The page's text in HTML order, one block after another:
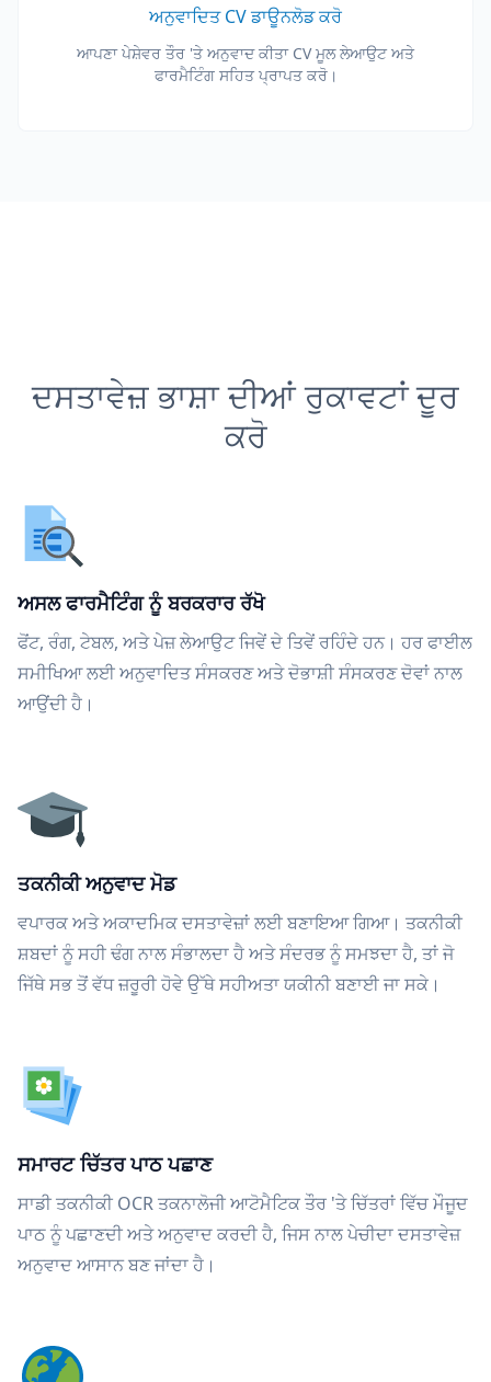
ਅਨੁਵਾਦਿਤ CV ਡਾਊਨਲੋਡ ਕਰੋ
ਆਪਣਾ ਪੇਸ਼ੇਵਰ ਤੌਰ 'ਤੇ ਅਨੁਵਾਦ ਕੀਤਾ CV ਮੂਲ ਲੇਆਉਟ ਅਤੇ
ਫਾਰਮੈਟਿੰਗ ਸਹਿਤ ਪ੍ਰਾਪਤ ਕਰੋ।
ਦਸਤਾਵੇਜ਼ ਭਾਸ਼ਾ ਦੀਆਂ ਰੁਕਾਵਟਾਂ ਦੂਰ
ਕਰੋ
ਅਸਲ ਫਾਰਮੈਟਿੰਗ ਨੂੰ ਬਰਕਰਾਰ ਰੱਖੋ
ਫੋਂਟ, ਰੰਗ, ਟੇਬਲ, ਅਤੇ ਪੇਜ਼ ਲੇਆਉਟ ਜਿਵੇਂ ਦੇ ਤਿਵੇਂ ਰਹਿੰਦੇ ਹਨ। ਹਰ ਫਾਈਲ
ਸਮੀਖਿਆ ਲਈ ਅਨੁਵਾਦਿਤ ਸੰਸਕਰਣ ਅਤੇ ਦੋਭਾਸ਼ੀ ਸੰਸਕਰਣ ਦੋਵਾਂ ਨਾਲ
ਆਉਂਦੀ ਹੈ।
ਤਕਨੀਕੀ ਅਨੁਵਾਦ ਮੋਡ
ਵਪਾਰਕ ਅਤੇ ਅਕਾਦਮਿਕ ਦਸਤਾਵੇਜ਼ਾਂ ਲਈ ਬਣਾਇਆ ਗਿਆ। ਤਕਨੀਕੀ
ਸ਼ਬਦਾਂ ਨੂੰ ਸਹੀ ਢੰਗ ਨਾਲ ਸੰਭਾਲਦਾ ਹੈ ਅਤੇ ਸੰਦਰਭ ਨੂੰ ਸਮਝਦਾ ਹੈ, ਤਾਂ ਜੋ
ਜਿੱਥੇ ਸਭ ਤੋਂ ਵੱਧ ਜ਼ਰੂਰੀ ਹੋਵੇ ਉੱਥੇ ਸਹੀਅਤਾ ਯਕੀਨੀ ਬਣਾਈ ਜਾ ਸਕੇ।
ਸਮਾਰਟ ਚਿੱਤਰ ਪਾਠ ਪਛਾਣ
ਸਾਡੀ ਤਕਨੀਕੀ OCR ਤਕਨਾਲੋਜੀ ਆਟੋਮੈਟਿਕ ਤੌਰ 'ਤੇ ਚਿੱਤਰਾਂ ਵਿੱਚ ਮੌਜੂਦ
ਪਾਠ ਨੂੰ ਪਛਾਣਦੀ ਅਤੇ ਅਨੁਵਾਦ ਕਰਦੀ ਹੈ, ਜਿਸ ਨਾਲ ਪੇਚੀਦਾ ਦਸਤਾਵੇਜ਼
ਅਨੁਵਾਦ ਆਸਾਨ ਬਣ ਜਾਂਦਾ ਹੈ।